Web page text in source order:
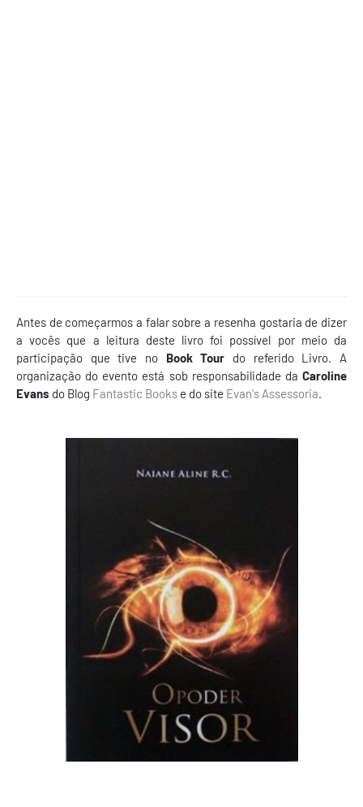
Antes de começarmos a falar sobre a resenha gostaria de dizer
a vocês que a leitura deste livro foi possível por meio da
participação que tive no Book Tour do referido Livro. A
organização do evento está sob responsabilidade da Caroline
Evans do Blog Fantastic Books e do site Evan's Assessoria.